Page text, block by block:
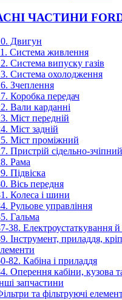
ЧАСТИНИ FORD
Двигун
Система живлення
Система випуску газів
Система охолодження
Зчеплення
Коробка передач
Вали карданні
Міст передній
Міст задній
Міст проміжний
Пристрій сідельно-зчіпний
Рама
Підвіска
Вісь передня
Колеса і шини
Рульове управління
Гальма
38. Електроустаткування
Інструмент, приладдя,
82. Кабіна і приладдя
Оперення кабіни, кузова
запчастини
та фільтруючі